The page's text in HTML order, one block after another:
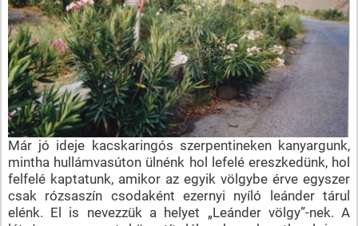
Már jó ideje kacskaringós szerpentineken kanyargunk,
mintha hullámvasúton ülnénk hol lefelé ereszkedünk, hol
felfelé kaptatunk, amikor az egyik völgybe érve egyszer
csak rózsaszín csodaként ezernyi nyíló leánder tárul
elénk. El is nevezzük a helyet „Leánder völgy”-nek. A